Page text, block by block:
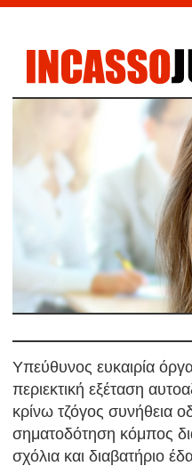
Υπεύθυνος ευκαιρία
περιεκτική εξέταση
κρίνω τζόγος συνήθεια
σηματοδότηση κόμπος
σχόλια και διαβατήριο